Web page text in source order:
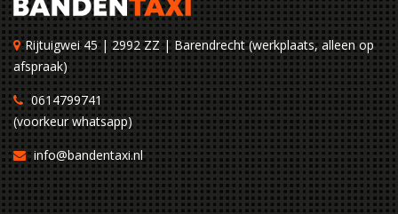
Rijtuigwei 45 | 2992 ZZ | Barendrecht (werkplaats, alleen op
afspraak)
0614799741
(voorkeur whatsapp)
info@bandentaxi.nl